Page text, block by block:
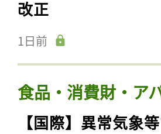
改正
1日前
食品・消費財・ア
【国際】異常気象